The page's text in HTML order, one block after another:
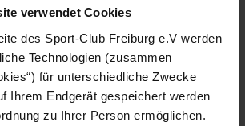
verwendet Cookies
des Sport-Club Freiburg e.V werden
Technologien (zusammen
für unterschiedliche Zwecke
Ihrem Endgerät gespeichert werden
zu Ihrer Person ermöglichen.